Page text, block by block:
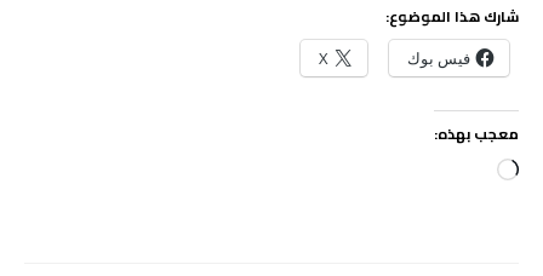
شارك هذا الموضوع:
فيس بوك X
معجب بهذه:
جاري